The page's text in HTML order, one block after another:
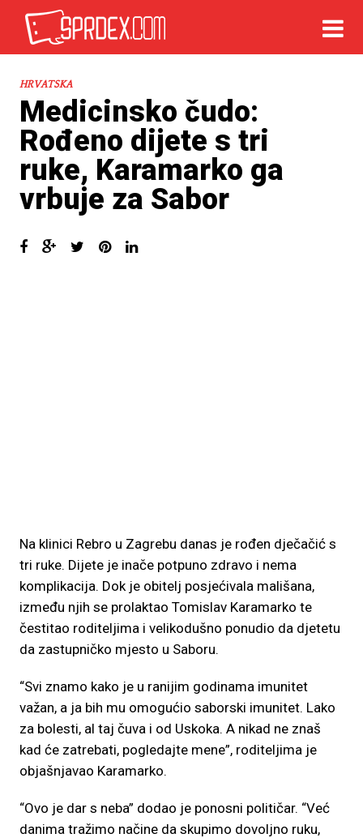
HRVATSKA
Medicinsko čudo:
Rođeno dijete s tri
ruke, Karamarko ga
vrbuje za Sabor
Na klinici Rebro u Zagrebu danas je rođen dječačić s
tri ruke. Dijete je inače potpuno zdravo i nema
komplikacija. Dok je obitelj posjećivala mališana,
između njih se prolaktao Tomislav Karamarko te
čestitao roditeljima i velikodušno ponudio da djetetu
da zastupničko mjesto u Saboru.
“Svi znamo kako je u ranijim godinama imunitet
važan, a ja bih mu omogućio saborski imunitet. Lako
za bolesti, al taj čuva i od Uskoka. A nikad ne znaš
kad će zatrebati, pogledajte mene”, roditeljima je
objašnjavao Karamarko.
“Ovo je dar s neba” dodao je ponosni političar. “Već
danima tražimo načine da skupimo dovoljno ruku,